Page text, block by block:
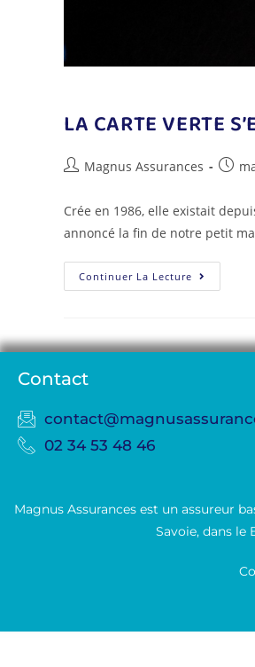
LA CARTE VERTE
Magnus Assurances
Crée en 1986, elle existait
annoncé la fin de notre petit
Continuer La Lecture
Contact
02 34 53 48 46
Magnus Assurances est un assureur
Savoie, dans le